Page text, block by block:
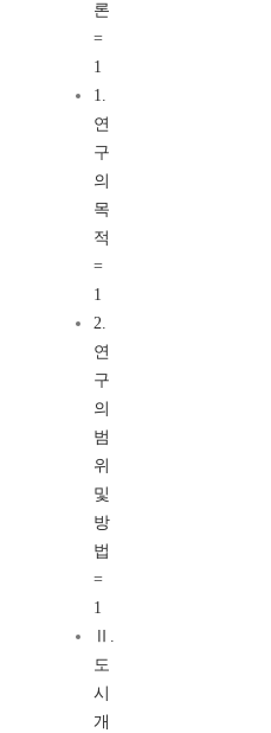
론
=
1
1.
연
구
의
목
적
=
1
2.
연
구
의
범
위
및
방
법
=
1
Ⅱ.
도
시
개